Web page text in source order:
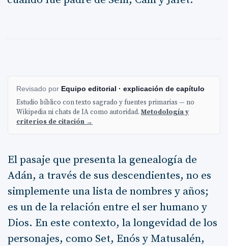
Revisado por Equipo editorial · explicación de capítulo
Estudio bíblico con texto sagrado y fuentes primarias — no
Wikipedia ni chats de IA como autoridad.Metodología y
criterios de citación →
El pasaje que presenta la genealogía de
Adán, a través de sus descendientes, no es
simplemente una lista de nombres y años;
es un de la relación entre el ser humano y
Dios. En este contexto, la longevidad de los
personajes, como Set, Enós y Matusalén,